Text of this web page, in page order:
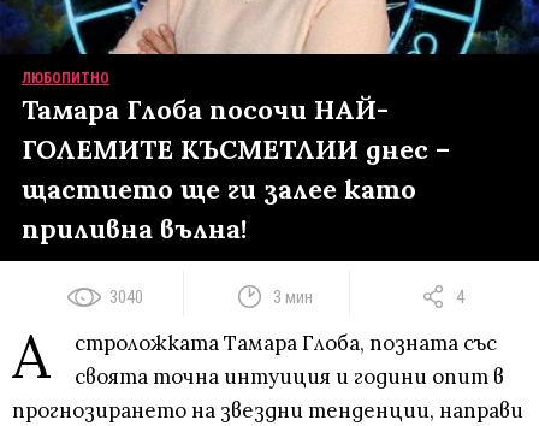
ЛЮБОПИТНО
Тамара Глоба посочи НАЙ-
ГОЛЕМИТЕ КЪСМЕТЛИИ днес –
щастието ще ги залее като
приливна вълна!
3040 3 мин 4
А
строложката Тамара Глоба, позната със
своята точна интуиция и години опит в
прогнозирането на звездни тенденции, направи